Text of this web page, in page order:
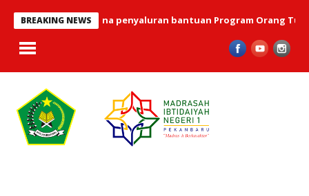
BREAKING NEWS
telah terlaksana penyaluran bantuan Program Orang Tua